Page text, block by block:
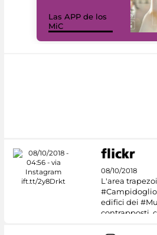
Las APP de los
MiC
08/10/2018
L'area
edifici dei
contrapposti,